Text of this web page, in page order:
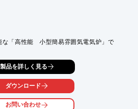
「高性能　小型簡易雰囲気電気炉」で
製品を詳しく見る
ダウンロード
お問い合わせ